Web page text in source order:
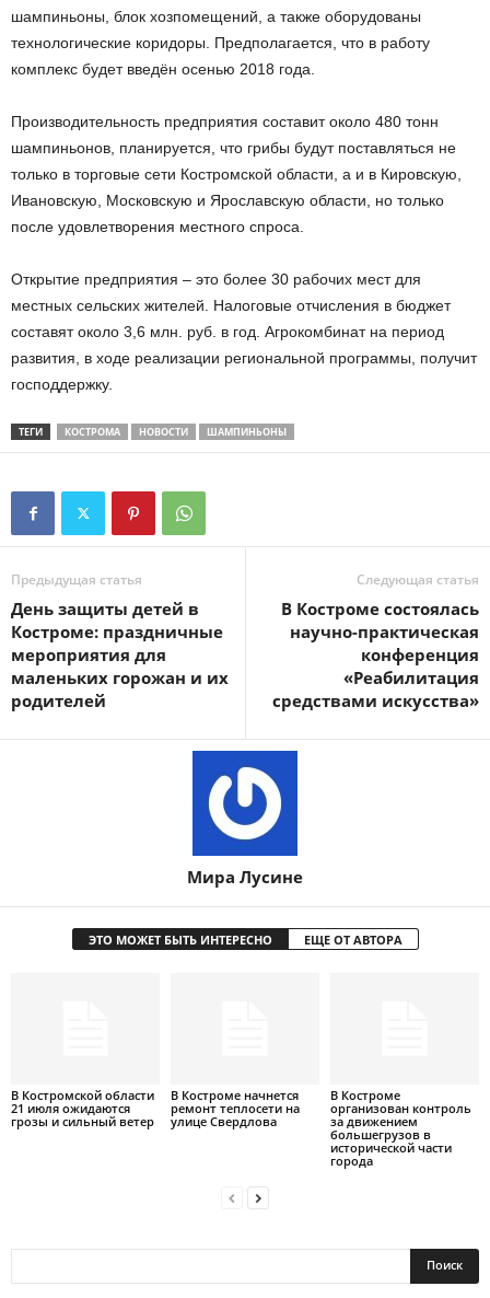
шампиньоны, блок хозпомещений, а также оборудованы
технологические коридоры. Предполагается, что в работу
комплекс будет введён осенью 2018 года.
Производительность предприятия составит около 480 тонн
шампиньонов, планируется, что грибы будут поставляться не
только в торговые сети Костромской области, а и в Кировскую,
Ивановскую, Московскую и Ярославскую области, но только
после удовлетворения местного спроса.
Открытие предприятия – это более 30 рабочих мест для
местных сельских жителей. Налоговые отчисления в бюджет
составят около 3,6 млн. руб. в год. Агрокомбинат на период
развития, в ходе реализации региональной программы, получит
господдержку.
ТЕГИ КОСТРОМА НОВОСТИ ШАМПИНЬОНЫ
Предыдущая статья
День защиты детей в
Костроме: праздничные
мероприятия для
маленьких горожан и их
родителей
Следующая статья
В Костроме состоялась
научно-практическая
конференция
«Реабилитация
средствами искусства»
Мира Лусине
ЭТО МОЖЕТ БЫТЬ ИНТЕРЕСНО ЕЩЕ ОТ АВТОРА
В Костромской области
21 июля ожидаются
грозы и сильный ветер
В Костроме начнется
ремонт теплосети на
улице Свердлова
В Костроме
организован контроль
за движением
большегрузов в
исторической части
города